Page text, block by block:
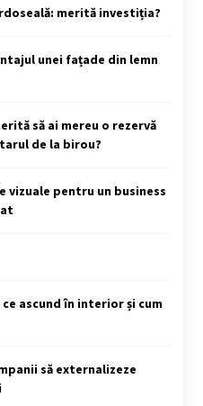
merită investiția?
unei fațade din lemn
să ai mereu o rezervă
de la birou?
vizuale pentru un business
ascund în interior și cum
să externalizeze